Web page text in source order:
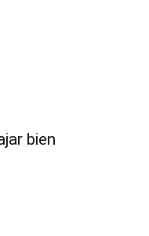
bien